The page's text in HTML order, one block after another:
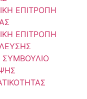
ΕΠΙΤΡΟΠΗ
ΕΠΙΤΡΟΠΗ
ΣΥΜΒΟΥΛΙΟ